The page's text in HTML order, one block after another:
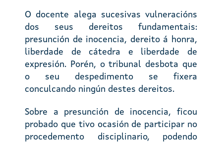
O docente alega sucesivas vulneracións
dos seus dereitos fundamentais:
presunción de inocencia, dereito á honra,
liberdade de cátedra e liberdade de
expresión. Porén, o tribunal desbota que
o seu despedimento se fixera
conculcando ningún destes dereitos.
Sobre a presunción de inocencia, ficou
probado que tivo ocasión de participar no
procedemento disciplinario, podendo